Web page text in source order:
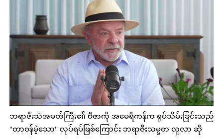
ဘရာဇီးသံအမတ်ကြီး၏ ဗီဇာကို အမေရိကန်က ရုပ်သိမ်းခြင်းသည်
"တာဝန်မဲ့သော" လုပ်ရပ်ဖြစ်ကြောင်း ဘရာဇီးသမ္မတ လူလာ ဆို